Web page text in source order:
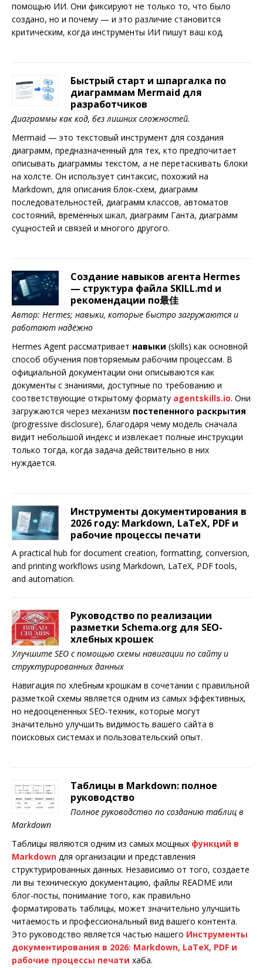
помощью ИИ. Они фиксируют не только то, что было
создано, но и почему — и это различие становится
критическим, когда инструменты ИИ пишут ваш код.
Быстрый старт и шпаргалка по
диаграммам Mermaid для
разработчиков
Диаграммы как код, без лишних сложностей.
Mermaid — это текстовый инструмент для создания
диаграмм, предназначенный для тех, кто предпочитает
описывать диаграммы текстом, а не перетаскивать блоки
на холсте. Он использует синтаксис, похожий на
Markdown, для описания блок-схем, диаграмм
последовательностей, диаграмм классов, автоматов
состояний, временных шкал, диаграмм Ганта, диаграмм
сущностей и связей и многого другого.
Создание навыков агента Hermes
— структура файла SKILL.md и
рекомендации по最佳
Автор: Hermes; навыки, которые быстро загружаются и
работают надёжно
Hermes Agent рассматривает навыки (skills) как основной
способ обучения повторяемым рабочим процессам. В
официальной документации они описываются как
документы с знаниями, доступные по требованию и
соответствующие открытому формату agentskills.io. Они
загружаются через механизм постепенного раскрытия
(progressive disclosure), благодаря чему модель сначала
видит небольшой индекс и извлекает полные инструкции
только тогда, когда задача действительно в них
нуждается.
Инструменты документирования в
2026 году: Markdown, LaTeX, PDF и
рабочие процессы печати
A practical hub for document creation, formatting, conversion,
and printing workflows using Markdown, LaTeX, PDF tools,
and automation.
Руководство по реализации
разметки Schema.org для SEO-
хлебных крошек
Улучшите SEO с помощью схемы навигации по сайту и
структурированных данных
Навигация по хлебным крошкам в сочетании с правильной
разметкой схемы является одним из самых эффективных,
но недооцененных SEO-техник, которые могут
значительно улучшить видимость вашего сайта в
поисковых системах и пользовательский опыт.
Таблицы в Markdown: полное
руководство
Полное руководство по созданию таблиц в
Markdown
Таблицы являются одним из самых мощных функций в
Markdown для организации и представления
структурированных данных. Независимо от того, создаете
ли вы техническую документацию, файлы README или
блог-посты, понимание того, как правильно
форматировать таблицы, может значительно улучшить
читаемость и профессиональный вид вашего контента.
Это руководство является частью нашего Инструменты
документирования в 2026: Markdown, LaTeX, PDF и
рабочие процессы печати хаба.